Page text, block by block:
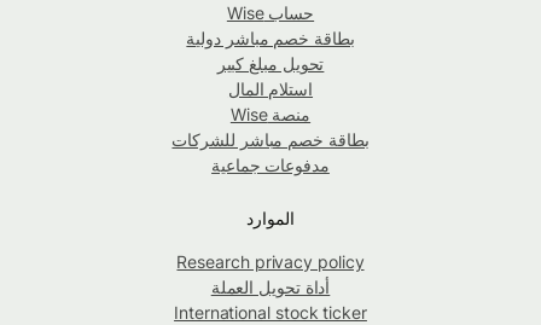
حساب Wise
بطاقة خصم مباشر دولية
تحويل مبلغ كبير
استلام المال
منصة Wise
بطاقة خصم مباشر للشركات
مدفوعات جماعية
الموارد
Research privacy policy
أداة تحويل العملة
International stock ticker